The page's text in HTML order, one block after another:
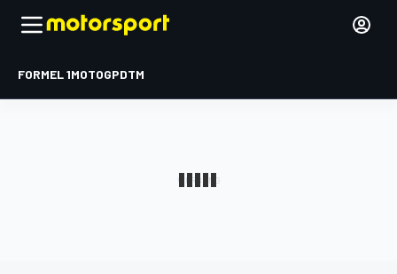
FORMEL 1MOTOGPDTM